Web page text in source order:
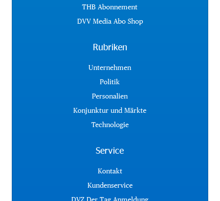
THB Abonnement
DVV Media Abo Shop
Rubriken
Unternehmen
Politik
Personalien
Konjunktur und Märkte
Technologie
Service
Kontakt
Kundenservice